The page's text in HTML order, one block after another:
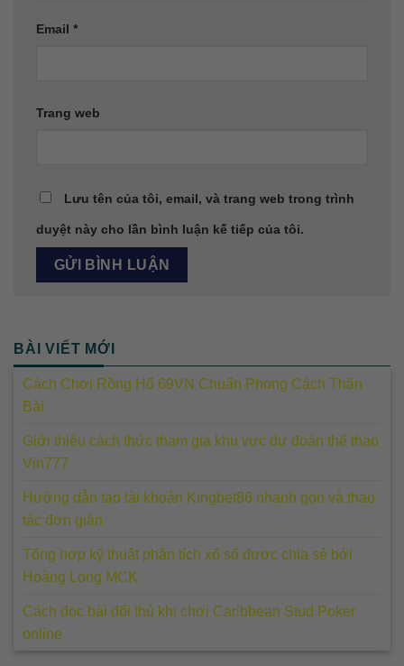
Email *
Trang web
Lưu tên của tôi, email, và trang web trong trình
duyệt này cho lần bình luận kế tiếp của tôi.
BÀI VIẾT MỚI
Cách Chơi Rồng Hổ 69VN Chuẩn Phong Cách Thần
Bài
Giới thiệu cách thức tham gia khu vực dự đoán thể thao
Vin777
Hướng dẫn tạo tài khoản Kingbet86 nhanh gọn và thao
tác đơn giản
Tổng hợp kỹ thuật phân tích xổ số được chia sẻ bởi
Hoàng Long MCK
Cách đọc bài đối thủ khi chơi Caribbean Stud Poker
online